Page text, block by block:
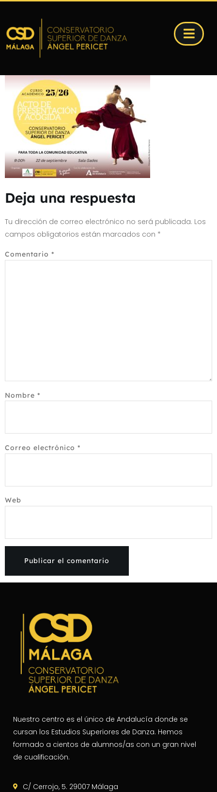
Deja una respuesta
Tu dirección de correo electrónico no será publicada. Los
campos obligatorios están marcados con *
Comentario *
Nombre *
Correo electrónico *
Web
Nuestro centro es el único de Andalucía donde se
cursan los Estudios Superiores de Danza. Hemos
formado a cientos de alumnos/as con un gran nivel
de cualificación.
C/ Cerrojo, 5. 29007 Málaga